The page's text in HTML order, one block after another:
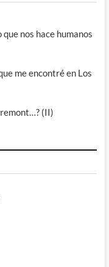
nos hace humanos
me encontré en Los
(II)